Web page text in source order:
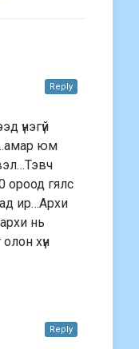
үнэгүй
юм
ороод гялс
ир…Архи
архи нь
хүн
Reply
Reply